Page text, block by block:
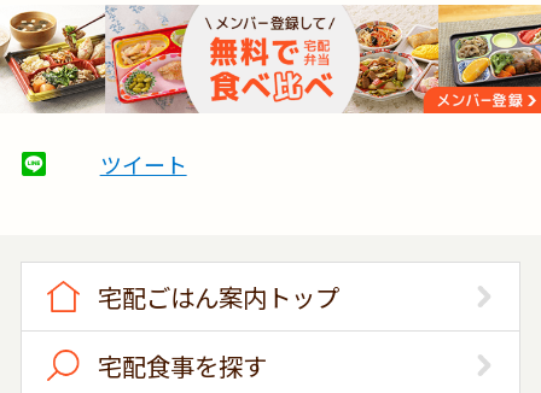
ツイート
宅配ごはん案内トップ
宅配食事を探す